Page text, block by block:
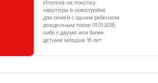
Ипотека на покупку
квартиры в новостройке
для семей с одним ребенком
рожденным после 01.01.2018,
либо с двумя или более
детьми младше 18 лет